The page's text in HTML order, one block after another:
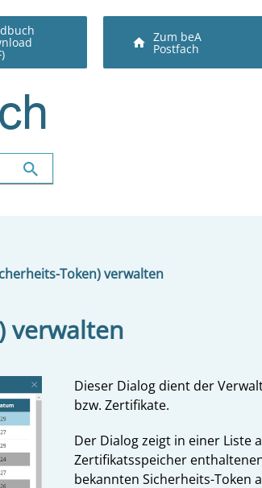
Zum beA
Postfach
Token) verwalten
verwalten
Dieser Dialog dient der
bzw. Zertifikate.
Der Dialog zeigt in einer Liste
Zertifikatsspeicher
bekannten Sicherheits-Token